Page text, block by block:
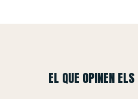
EL QUE OPINEN